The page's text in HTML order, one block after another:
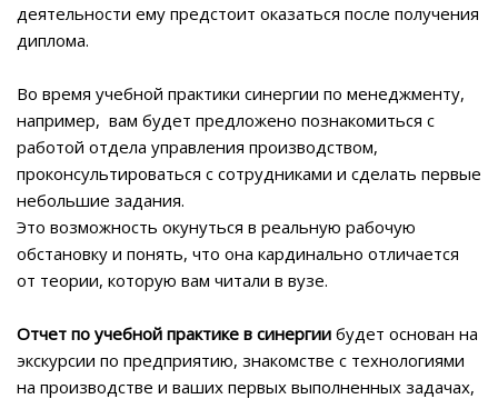
деятельности ему предстоит оказаться после получения
диплома.
Во время учебной практики синергии по менеджменту,
например, вам будет предложено познакомиться с
работой отдела управления производством,
проконсультироваться с сотрудниками и сделать первые
небольшие задания.
Это возможность окунуться в реальную рабочую
обстановку и понять, что она кардинально отличается
от теории, которую вам читали в вузе.
Отчет по учебной практике в синергии будет основан на
экскурсии по предприятию, знакомстве с технологиями
на производстве и ваших первых выполненных задачах,